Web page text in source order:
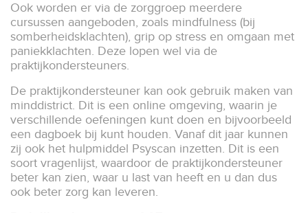
Ook worden er via de zorggroep meerdere
cursussen aangeboden, zoals mindfulness (bij
somberheidsklachten), grip op stress en omgaan met
paniekklachten. Deze lopen wel via de
praktijkondersteuners.
De praktijkondersteuner kan ook gebruik maken van
minddistrict. Dit is een online omgeving, waarin je
verschillende oefeningen kunt doen en bijvoorbeeld
een dagboek bij kunt houden. Vanaf dit jaar kunnen
zij ook het hulpmiddel Psyscan inzetten. Dit is een
soort vragenlijst, waardoor de praktijkondersteuner
beter kan zien, waar u last van heeft en u dan dus
ook beter zorg kan leveren.